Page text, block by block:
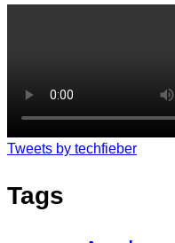
Tweets by techfieber
Tags